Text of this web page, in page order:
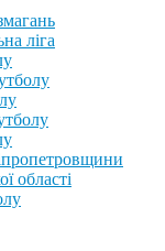
ліга
області